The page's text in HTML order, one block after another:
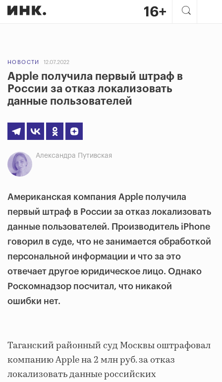
НОВОСТИ 12.07.2022
Apple получила первый штраф в
России за отказ локализовать
данные пользователей
Александра Путивская
Американская компания Apple получила
первый штраф в России за отказ локализовать
данные пользователей. Производитель iPhone
говорил в суде, что не занимается обработкой
персональной информации и что за это
отвечает другое юридическое лицо. Однако
Роскомнадзор посчитал, что никакой
ошибки нет.
Таганский районный суд Москвы оштрафовал
компанию Apple на 2 млн руб. за отказ
локализовать данные российских